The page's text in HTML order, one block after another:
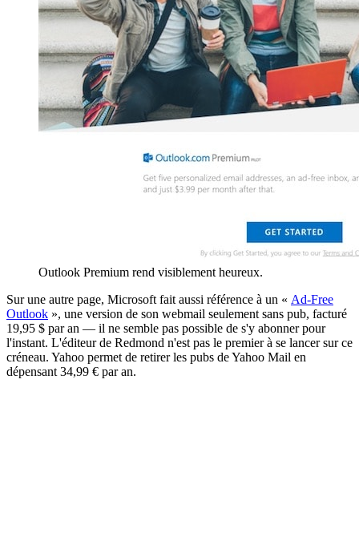
Outlook Premium rend visiblement heureux.
Sur une autre page, Microsoft fait aussi référence à un « Ad-Free
Outlook », une version de son webmail seulement sans pub, facturé
19,95 $ par an — il ne semble pas possible de s'y abonner pour
l'instant. L'éditeur de Redmond n'est pas le premier à se lancer sur ce
créneau. Yahoo permet de retirer les pubs de Yahoo Mail en
dépensant 34,99 € par an.